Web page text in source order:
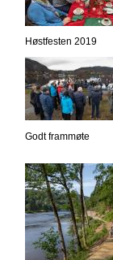
Høstfesten 2019
Godt frammøte